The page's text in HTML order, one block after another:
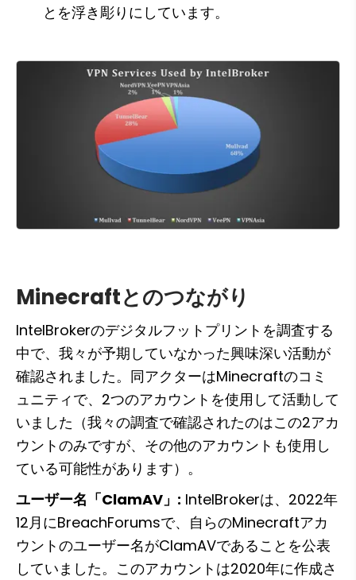
とを浮き彫りにしています。
Minecraftとのつながり
IntelBrokerのデジタルフットプリントを調査する
中で、我々が予期していなかった興味深い活動が
確認されました。同アクターはMinecraftのコミ
ュニティで、2つのアカウントを使用して活動して
いました（我々の調査で確認されたのはこの2アカ
ウントのみですが、その他のアカウントも使用し
ている可能性があります）。
ユーザー名「ClamAV」: IntelBrokerは、2022年
12月にBreachForumsで、自らのMinecraftアカ
ウントのユーザー名がClamAVであることを公表
していました。このアカウントは2020年に作成さ